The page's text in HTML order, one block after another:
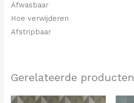
Afwasbaar
Hoe verwijderen
Afstripbaar
Gerelateerde producten